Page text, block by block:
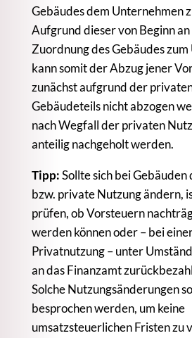
Gebäudes dem Unternehmen
Aufgrund dieser von Beginn
Zuordnung des Gebäudes
kann somit der Abzug jener
zunächst aufgrund der
Gebäudeteils nicht abzogen
nach Wegfall der privaten
anteilig nachgeholt werden.
Tipp:Sollte sich bei
bzw. private Nutzung ändern,
prüfen, ob Vorsteuern
werden können oder – bei
Privatnutzung – unter
an das Finanzamt
Solche Nutzungsänderungen
besprochen werden, um keine
umsatzsteuerlichen Fristen zu